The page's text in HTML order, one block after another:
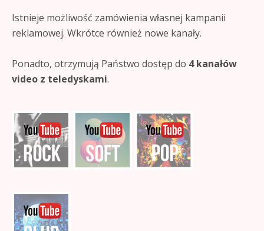
Istnieje możliwość zamówienia własnej kampanii
reklamowej. Wkrótce również nowe kanały.
Ponadto, otrzymują Państwo dostęp do 4 kanałów
video z teledyskami.